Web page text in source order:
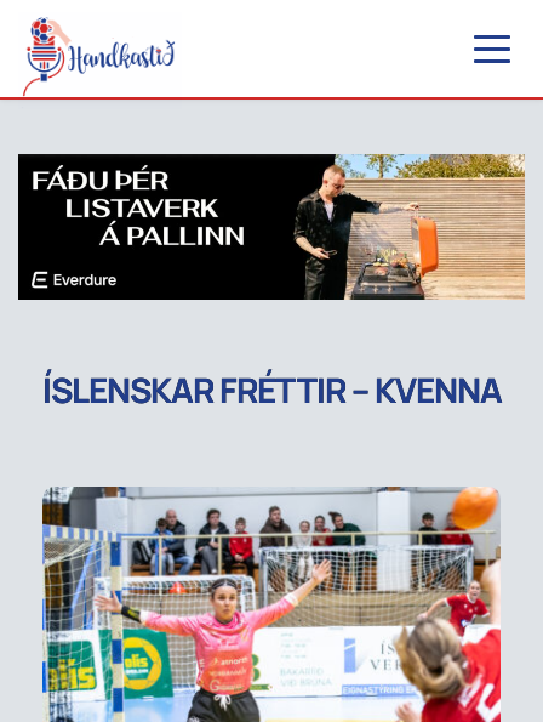
ÍSLENSKAR FRÉTTIR – KVENNA